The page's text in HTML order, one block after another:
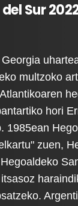
Sur
multzoko
hori
1985ean
zuen,